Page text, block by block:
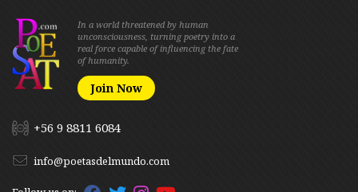
In a world threatened by human
unconsciousness, turning poetry into a
real force capable of influencing the fate
of humanity.
Join Now
+56 9 8811 6084
info@poetasdelmundo.com